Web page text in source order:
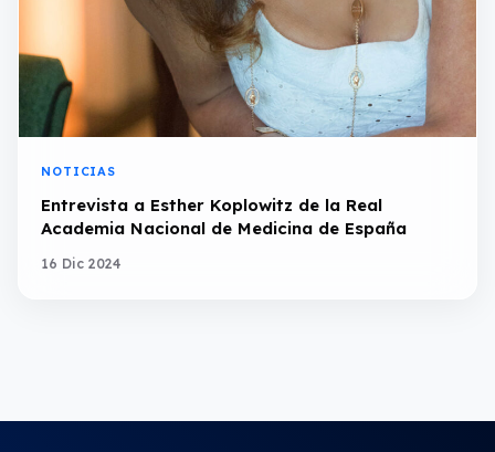
NOTICIAS
Entrevista a Esther Koplowitz de la Real
Academia Nacional de Medicina de España
16 Dic 2024